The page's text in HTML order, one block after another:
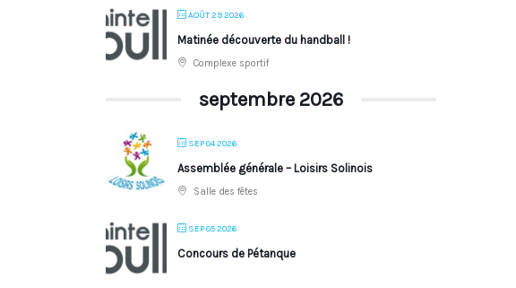
AOÛT 29 2026
Matinée découverte du handball !
Complexe sportif
septembre 2026
SEP 04 2026
Assemblée générale – Loisirs Solinois
Salle des fêtes
SEP 05 2026
Concours de Pétanque